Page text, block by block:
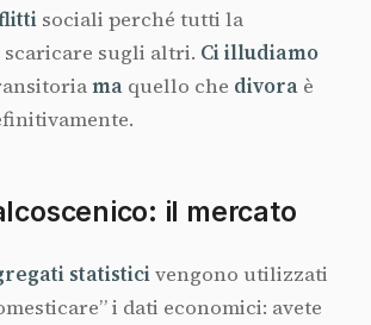
sociali perché tutti la
sugli altri. Ciilludiamo
maquello che divoraè
il mercato
statisticivengono utilizzati
i dati economici: avete